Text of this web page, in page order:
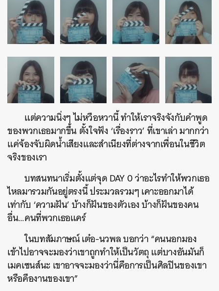
แต่ความนิ่งๆ ไม่หวือหวานี้ ทำให้เราจริงจังกับคำพูด
ของพวกเธอมากขึ้น ตั้งใจฟัง ‘เรื่องราว’ ที่เขาเล่า มากกว่า
แค่จ้องจับผิดน้ำเสียงและสำเนียงที่ต่างจากเพื่อนในชีวิต
จริงของเรา
บทสนทนาเริ่มตั้งแต่จุด DAY 0 ว่าอะไรทำให้พวกเธอ
ไหลมารวมกันอยู่ตรงนี้ ประมวลรวมๆ เคาะออกมาได้
เท่ากับ ‘ความฝัน’ บ้างก็ฝันของตัวเอง บ้างก็ฝันของคน
อื่น…คนที่พวกเธอแคร์
ในบทสัมภาษณ์ เต๋อ-นวพล บอกว่า “คนนอกมอง
เข้าไปอาจจะมองว่าเขาถูกทำให้เป็นวัตถุ แต่บางอันมันก็
เมคเซนส์นะ เขาอาจจะมองว่านี่คือการเป็นศิลปินของเขา
หรือคืองานของเขา”